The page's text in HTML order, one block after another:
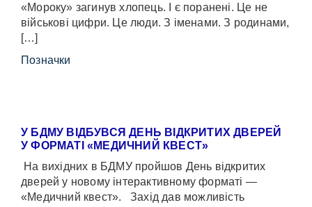
«Мороку» загинув хлопець. І є поранені. Це не
військові цифри. Це люди. З іменами. З родинами,
[…]
Позначки
У БДМУ ВІДБУВСЯ ДЕНЬ ВІДКРИТИХ ДВЕРЕЙ
У ФОРМАТІ «МЕДИЧНИЙ КВЕСТ»
На вихідних в БДМУ пройшов День відкритих
дверей у новому інтерактивному форматі —
«Медичний квест». Захід дав можливість